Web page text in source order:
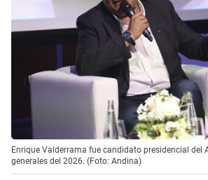
Enrique Valderrama fue candidato presidencial del
generales del 2026. (Foto: Andina)